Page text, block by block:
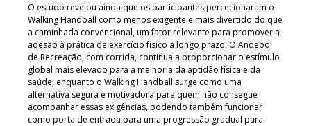
O estudo revelou ainda que os participantes percecionaram o
Walking Handball como menos exigente e mais divertido do que
a caminhada convencional, um fator relevante para promover a
adesão à prática de exercício físico a longo prazo. O Andebol
de Recreação, com corrida, continua a proporcionar o estímulo
global mais elevado para a melhoria da aptidão física e da
saúde, enquanto o Walking Handball surge como uma
alternativa segura e motivadora para quem não consegue
acompanhar essas exigências, podendo também funcionar
como porta de entrada para uma progressão gradual para